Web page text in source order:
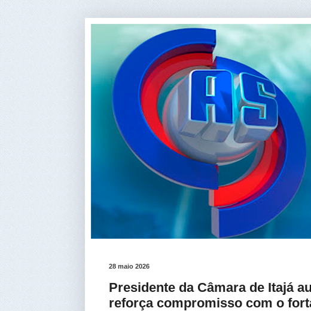
28 maio 2026
Presidente da Câmara de Itajá
reforça compromisso com o